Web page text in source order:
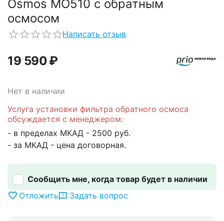
Osmos MO510 с обратным
осмосом
Написать отзыв
19 590₽
Нет в наличии
Услуга установки фильтра обратного осмоса
обсуждается с менеджером:
- в пределах МКАД - 2500 руб.
- за МКАД - цена договорная.
Сообщить мне, когда товар будет в наличии
Отложить
Задать вопрос